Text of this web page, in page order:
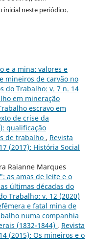
inicial neste periódico.
e a mina: valores e
mineiros de carvão no
do Trabalho: v. 7 n. 14
em mineração
escravo em
de crise da
qualificação
de trabalho , Revista
(2017): História Social
Raianne Marques
as amas de leite e o
últimas décadas do
Trabalho: v. 12 (2020)
e fatal mina de
numa companhia
(1832-1844) , Revista
(2015): Os mineiros e o